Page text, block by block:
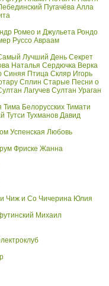
Пугачёва Алла
Ромео и Джульета Рондо
Руссо Авраам
Лучший День Секрет
Наталья Сердючка Верка
Синяя Птица Скляр Игорь
Сплин Старые Песни о
Лагучев Султан Ураган
Тима Белорусских Тимати
Тутси Тухманов Давид
Успенская Любовь
Фриске Жанна
Чиж и Co Чичерина Юлия
Михаил